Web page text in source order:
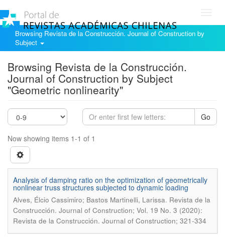
Browsing Revista de la Construcción. Journal of Construction by
Subject
Browsing Revista de la Construcción.
Journal of Construction by Subject
"Geometric nonlinearity"
Go
Now showing items 1-1 of 1
Analysis of damping ratio on the optimization of geometrically
nonlinear truss structures subjected to dynamic loading
Alves, Élcio Cassimiro; Bastos Martinelli, Larissa. Revista de la
Construcción. Journal of Construction; Vol. 19 No. 3 (2020):
Revista de la Construcción. Journal of Construction; 321-334